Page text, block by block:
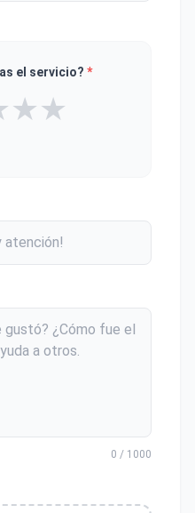
el servicio? *
★
★
0 / 1000